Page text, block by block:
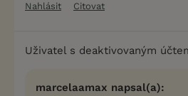
Nahlásit
Citovat
Uživatel s deaktivovaným
marcelaamax napsal(a):